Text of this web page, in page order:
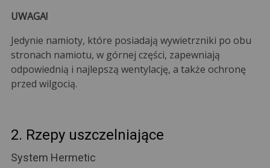
UWAGA!
Jedynie namioty, które posiadają wywietrzniki po obu
stronach namiotu, w górnej części, zapewniają
odpowiednią i najlepszą wentylację, a także ochronę
przed wilgocią.
2. Rzepy uszczelniające
System Hermetic